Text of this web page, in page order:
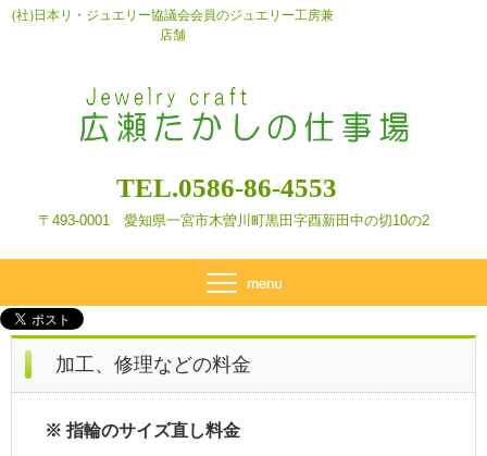
(社)日本リ・ジュエリー協議会会員のジュエリー工房兼
店舗
TEL.0586-86-4553
〒493-0001 愛知県一宮市木曽川町黒田字酉新田 中の切10の2
加工、修理などの料金
※ 指輪のサイズ直し料金